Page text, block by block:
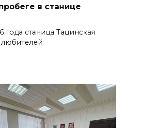
в станице
года станица Тацинская